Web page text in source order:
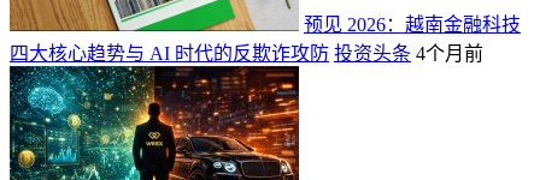
预见 2026：越南金融科技
四大核心趋势与 AI 时代的反欺诈攻防 投资头条 4个月前